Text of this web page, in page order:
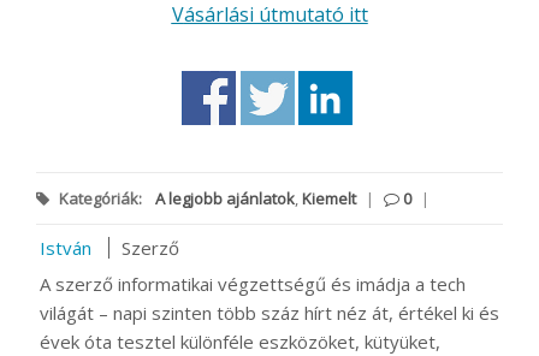
Vásárlási útmutató itt
Kategóriák: A legjobb ajánlatok,Kiemelt | 0 |
István
Szerző
A szerző informatikai végzettségű és imádja a tech
világát – napi szinten több száz hírt néz át, értékel ki és
évek óta tesztel különféle eszközöket, kütyüket,